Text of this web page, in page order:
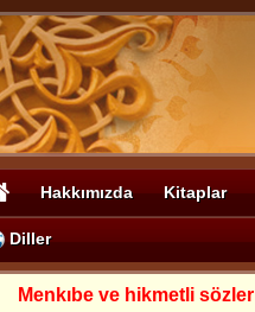
Hakkımızda Kitaplar
Diller
Menkıbe ve hikmetli sözler